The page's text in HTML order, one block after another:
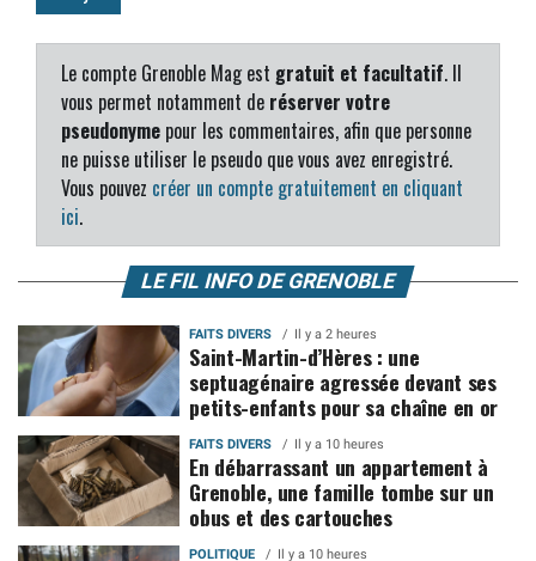
Le compte Grenoble Mag est gratuit et facultatif. Il
vous permet notamment de réserver votre
pseudonyme pour les commentaires, afin que personne
ne puisse utiliser le pseudo que vous avez enregistré.
Vous pouvez créer un compte gratuitement en cliquant
ici.
LE FIL INFO DE GRENOBLE
FAITS DIVERS Il y a 2 heures
Saint-Martin-d’Hères : une
septuagénaire agressée devant ses
petits-enfants pour sa chaîne en or
FAITS DIVERS Il y a 10 heures
En débarrassant un appartement à
Grenoble, une famille tombe sur un
obus et des cartouches
POLITIQUE Il y a 10 heures